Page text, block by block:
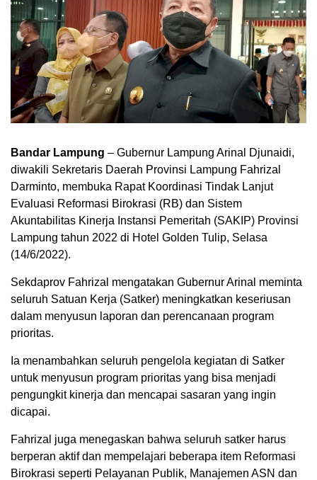
Bandar Lampung – Gubernur Lampung Arinal Djunaidi,
diwakili Sekretaris Daerah Provinsi Lampung Fahrizal
Darminto, membuka Rapat Koordinasi Tindak Lanjut
Evaluasi Reformasi Birokrasi (RB) dan Sistem
Akuntabilitas Kinerja Instansi Pemeritah (SAKIP) Provinsi
Lampung tahun 2022 di Hotel Golden Tulip, Selasa
(14/6/2022).
Sekdaprov Fahrizal mengatakan Gubernur Arinal meminta
seluruh Satuan Kerja (Satker) meningkatkan keseriusan
dalam menyusun laporan dan perencanaan program
prioritas.
Ia menambahkan seluruh pengelola kegiatan di Satker
untuk menyusun program prioritas yang bisa menjadi
pengungkit kinerja dan mencapai sasaran yang ingin
dicapai.
Fahrizal juga menegaskan bahwa seluruh satker harus
berperan aktif dan mempelajari beberapa item Reformasi
Birokrasi seperti Pelayanan Publik, Manajemen ASN dan